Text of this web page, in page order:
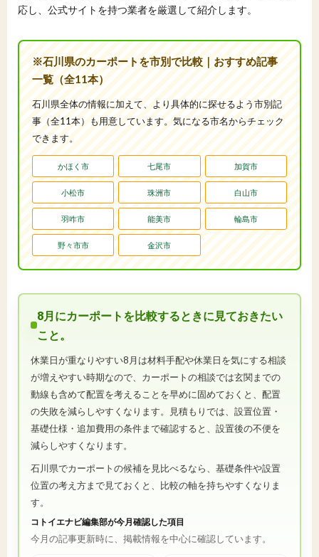
応し、公式サイトを持つ業者を厳選して紹介します。
※石川県のカーポートを市別で比較｜おすすめ記事
一覧（全11本）
石川県全体の情報に加えて、より具体的に探せるよう市別記
事（全11本）も用意しています。気になる市名からチェック
できます。
かほく市 七尾市 加賀市
小松市 珠洲市 白山市
羽咋市 能美市 輪島市
野々市市 金沢市
8月にカーポートを比較するときに見ておきたい
こと。
休業日が重なりやすい8月は材料手配や休業日を気にする相談
が増えやすい時期なので、カーポートの相談では玄関までの
動線も含めて配置を考えることを早めに固めておくと、配置
の失敗を減らしやすくなります。見積もりでは、設置位置・
基礎仕様・追加費用の条件まで確認すると、設置後の不便を
減らしやすくなります。
石川県でカーポートの候補を見比べるなら、基礎条件や設置
位置の考え方まで見ておくと、比較の軸を持ちやすくなりま
す。
コトイエナビ編集部が今月確認した項目
今月の記事更新時に、掲載情報を中心に確認しています。